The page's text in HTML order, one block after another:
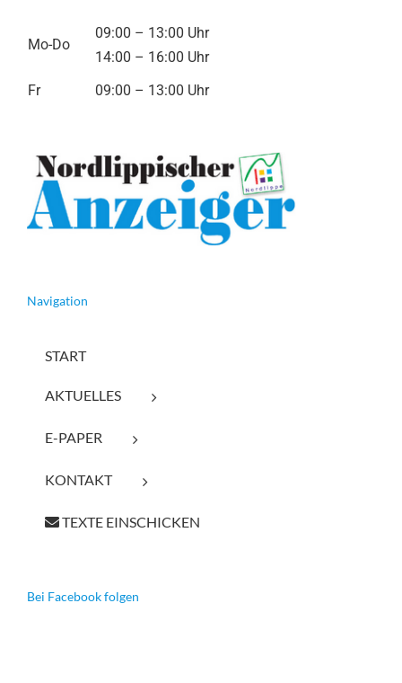
Mo-Do
09:00 – 13:00 Uhr
14:00 – 16:00 Uhr
Fr
09:00 – 13:00 Uhr
Navigation
START
AKTUELLES
E-PAPER
KONTAKT
TEXTE EINSCHICKEN
Bei Facebook folgen